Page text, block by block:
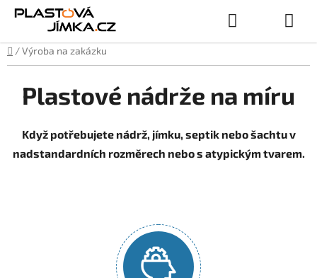
Přejít
NÁKUPNÍ
Domů
/Výroba na zakázku
Plastové nádrže na míru
Když potřebujete nádrž, jímku, septik nebo šachtu v
nadstandardních rozměrech nebo s atypickým tvarem.